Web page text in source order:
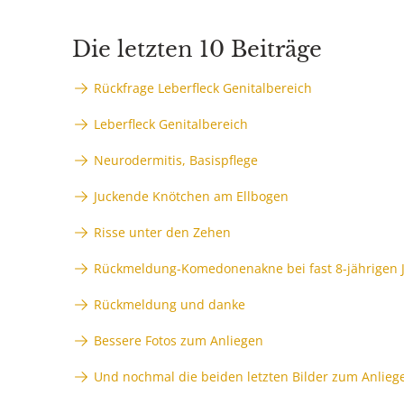
Die letzten 10 Beiträge
Rückfrage Leberfleck Genitalbereich
Leberfleck Genitalbereich
Neurodermitis, Basispflege
Juckende Knötchen am Ellbogen
Risse unter den Zehen
Rückmeldung-Komedonenakne bei fast 8-jährigen
Rückmeldung und danke
Bessere Fotos zum Anliegen
Und nochmal die beiden letzten Bilder zum